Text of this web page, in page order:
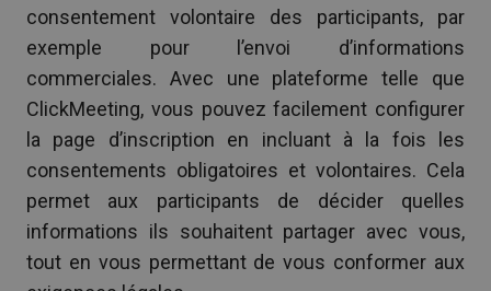
consentement volontaire des participants, par
exemple pour l’envoi d’informations
commerciales. Avec une plateforme telle que
ClickMeeting, vous pouvez facilement configurer
la page d’inscription en incluant à la fois les
consentements obligatoires et volontaires. Cela
permet aux participants de décider quelles
informations ils souhaitent partager avec vous,
tout en vous permettant de vous conformer aux